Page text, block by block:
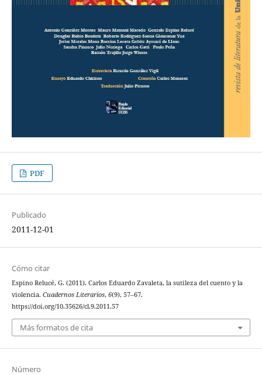
PDF
Publicado
2011-12-01
Cómo citar
Espino Relucé, G. (2011). Carlos Eduardo Zavaleta, la sutileza del cuento y la
violencia. Cuadernos Literarios, 6(9), 57–67.
https://doi.org/10.35626/cl.9.2011.57
Más formatos de cita
Número